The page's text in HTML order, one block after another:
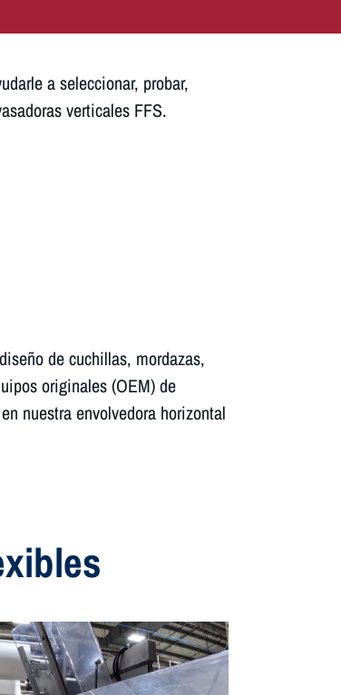
a seleccionar, probar,
verticales FFS.
de cuchillas, mordazas,
originales (OEM) de
nuestra envolvedora horizontal